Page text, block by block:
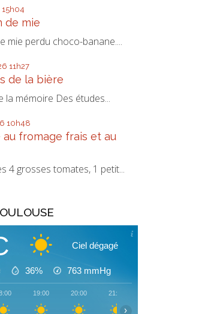
15h04
de mie
mie perdu choco-banane....
11h27
de la bière
la mémoire Des études...
10h48
au fromage frais et au
4 grosses tomates, 1 petit...
Ciel dégagé
36% 763 mmHg
19:00 20:00 21:00
›